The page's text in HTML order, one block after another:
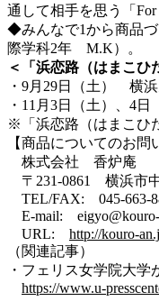
通して相手を思う「
◆みんなで1から商品
際学科2年 M.K）。
＜「浜恋路（はまこひ
・9月29日（土） 横
・11月3日（土）、4
※「浜恋路（はまこひ
【商品についてのお問
株式会社 香炉庵
〒231-0861 横浜市
TEL/FAX: 045-663-
E-mail:
URL: http://kouro-
（関連記事）
・フェリス女学院大
https://www.u-